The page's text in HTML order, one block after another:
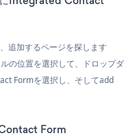
追加するページを探します
の位置を選択して、ドロップダ
Formを選択し、そしてadd
Form